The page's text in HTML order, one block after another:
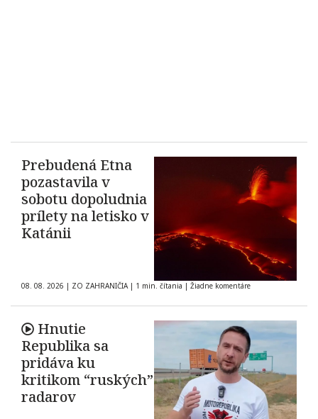
Prebudená Etna
pozastavila v
sobotu dopoludnia
prílety na letisko v
Katánii
08. 08. 2026 | ZO ZAHRANIČIA | 1 min. čítania | Žiadne komentáre
Hnutie
Republika sa
pridáva ku
kritikom “ruských”
radarov